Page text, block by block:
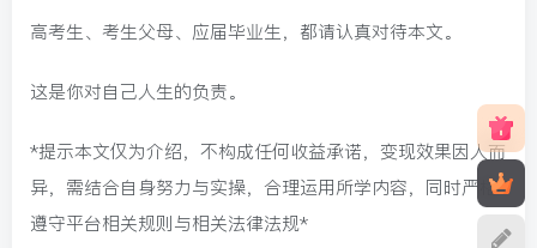
高考生、考生父母、应届毕业生，都请认真对待本文。
这是你对自己人生的负责。
*提示本文仅为介绍，不构成任何收益承诺，变现效果因人而
异，需结合自身努力与实操，合理运用所学内容，同时严格
遵守平台相关规则与相关法律法规*